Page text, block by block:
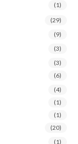
(1)
(29)
(9)
(3)
(3)
(6)
(4)
(1)
(1)
(20)
(1)